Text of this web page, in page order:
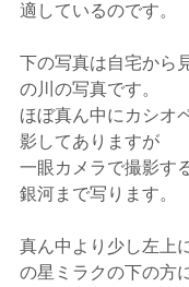
適しているのです。
下の写真は自宅から
の川の写真です。
ほぼ真ん中にカシオ
影してありますが
一眼カメラで撮影す
銀河まで写ります。
真ん中より少し左上
の星ミラクの下の方